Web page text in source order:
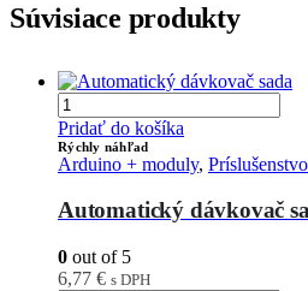
Súvisiace produkty
Pridať do košíka
Rýchly náhľad
Arduino + moduly,
Automatický dávkovač
0 out of 5
6,77 € s DPH